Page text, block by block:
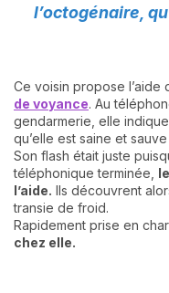
l’octogénaire,
Ce voisin propose l’aide
de voyance. Au
gendarmerie, elle
qu’elle est saine et
Son flash était juste
téléphonique terminée,
l’aide. Ils découvrent
transie de froid.
Rapidement prise en
chez elle.